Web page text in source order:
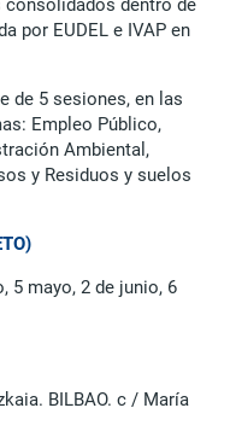
por EUDEL e IVAP en
de 5 sesiones, en las
Empleo Público,
Ambiental,
y Residuos y suelos
5 mayo, 2 de junio, 6
BILBAO. c / María